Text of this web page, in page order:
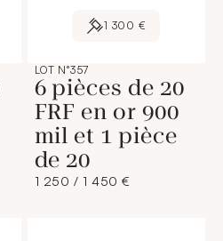
1 300 €
LOT N°357
6 pièces de 20
FRF en or 900
mil et 1 pièce
de 20
1 250 / 1 450 €